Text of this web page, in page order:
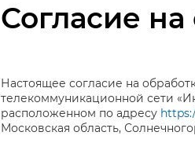
Согласие
Настоящее согласие на
телекоммуникационной сети
расположенном по адресу
Московская область,